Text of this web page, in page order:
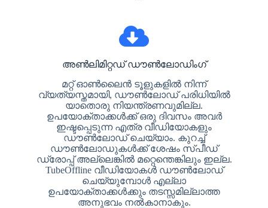
അൺലിമിറ്റഡ് ഡൗൺലോഡിംഗ്
മറ്റ് ഓൺലൈൻ ടൂളുകളിൽ നിന്ന്
വ്യത്യസ്തമായി, ഡൗൺലോഡ് പരിധിയിൽ
യാതൊരു നിയന്ത്രണവുമില്ല.
ഉപയോക്താക്കൾക്ക് ഒരു ദിവസം അവർ
ഇഷ്ടപ്പെടുന്ന എത്ര വീഡിയോകളും
ഡൗൺലോഡ് ചെയ്യാം. കുറച്ച്
ഡൗൺലോഡുകൾക്ക് ശേഷം സ്പീഡ്
ഡ്രോപ്പ് അല്ലെങ്കിൽ മറ്റെന്തെങ്കിലും ഇല്ല.
TubeOffline വീഡിയോകൾ ഡൗൺലോഡ്
ചെയ്യുമ്പോൾ എല്ലാ
ഉപയോക്താക്കൾക്കും തടസ്സമില്ലാത്ത
അനുഭവം നൽകാനാകും.